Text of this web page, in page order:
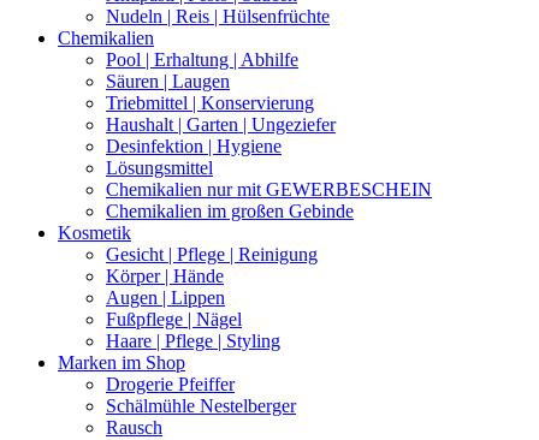
Nudeln | Reis | Hülsenfrüchte
Chemikalien
Pool | Erhaltung | Abhilfe
Säuren | Laugen
Triebmittel | Konservierung
Haushalt | Garten | Ungeziefer
Desinfektion | Hygiene
Lösungsmittel
Chemikalien nur mit GEWERBESCHEIN
Chemikalien im großen Gebinde
Kosmetik
Gesicht | Pflege | Reinigung
Körper | Hände
Augen | Lippen
Fußpflege | Nägel
Haare | Pflege | Styling
Marken im Shop
Drogerie Pfeiffer
Schälmühle Nestelberger
Rausch